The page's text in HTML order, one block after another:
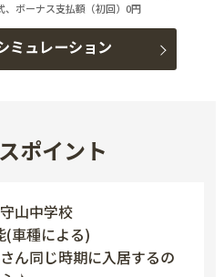
、ボーナス支払額（初回）0円
ミュレーション
ポイント
山中学校
車種による)
ん同じ時期に入居するの